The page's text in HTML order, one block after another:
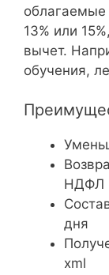
13% или
вычет.
обучения,
НДФЛ
дня
xml